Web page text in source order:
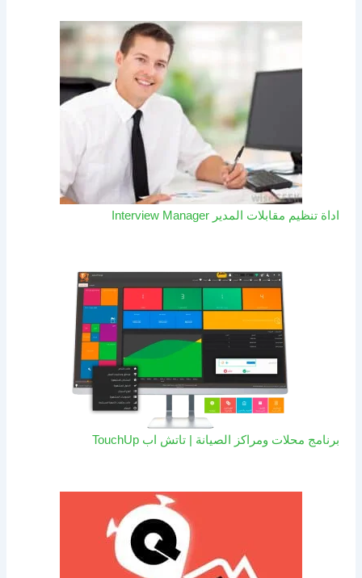
اداة تنظيم مقابلات المدير Interview Manager
برنامج محلات ومراكز الصيانة | تاتش اب TouchUp